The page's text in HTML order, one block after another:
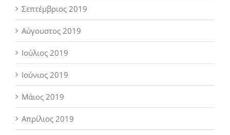
Σεπτέμβριος 2019
Αύγουστος 2019
Ιούλιος 2019
Ιούνιος 2019
Μάιος 2019
Απρίλιος 2019